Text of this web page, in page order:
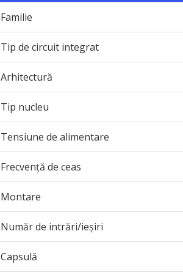
Familie
Tip de circuit integrat
Arhitectură
Tip nucleu
Tensiune de alimentare
Frecvență de ceas
Montare
Număr de intrări/ieșiri
Capsulă